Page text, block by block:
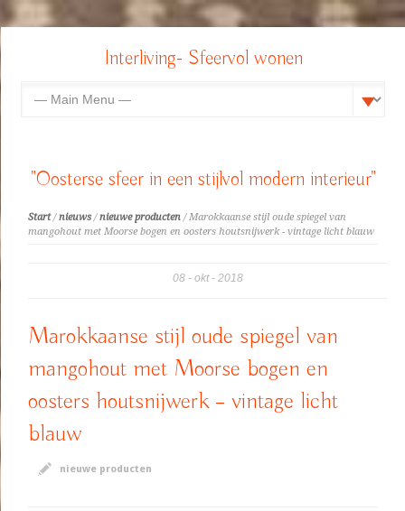
Interliving- Sfeervol wonen
"Oosterse sfeer in een stijlvol modern interieur"
Start/nieuws /nieuwe producten / Marokkaanse stijl oude spiegel van
mangohout met Moorse bogen en oosters houtsnijwerk - vintage licht blauw
08 okt 2018
Marokkaanse stijl oude spiegel van
mangohout met Moorse bogen en
oosters houtsnijwerk – vintage licht
blauw
nieuwe producten